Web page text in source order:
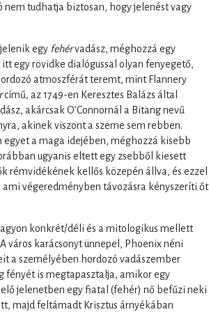
nem tudhatja biztosan, hogy jelenést vagy
egy fehérvadász, méghozzá egy
egy rövidke dialógussal olyan fenyegető,
atmoszférát teremt, mint Flannery
című, az 1749-en Keresztes Balázs által
akárcsak O’Connornál a Bitang nevű
akinek viszont a szeme sem rebben.
a maga idejében, méghozzá kisebb
ugyanis eltett egy zsebből kiesett
rémvidékének kellős közepén állva, és ezzel
végeredményben távozásra kényszeríti őt
konkrét/déli és a mitologikus mellett
város karácsonyt ünnepel, Phoenix néni
a személyében hordozó vadászember
fényét is megtapasztalja, amikor egy
jelenetben egy fiatal (fehér) nő befűzi neki
majd feltámadt Krisztus árnyékában